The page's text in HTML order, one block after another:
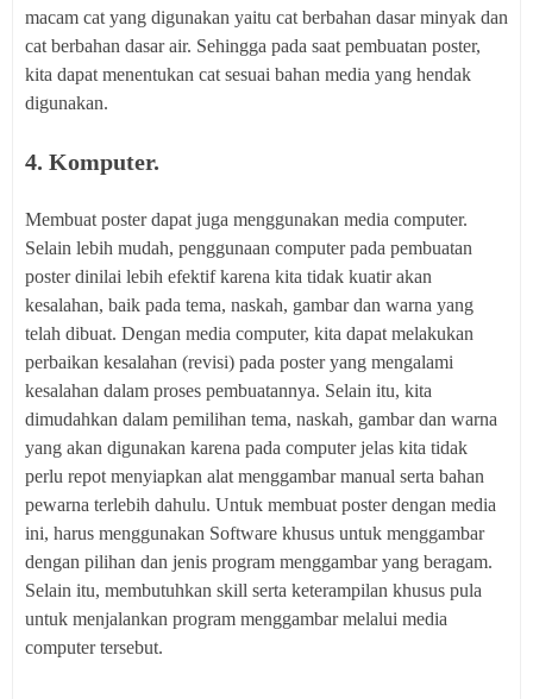
macam cat yang digunakan yaitu cat berbahan dasar minyak dan
cat berbahan dasar air. Sehingga pada saat pembuatan poster,
kita dapat menentukan cat sesuai bahan media yang hendak
digunakan.
4. Komputer.
Membuat poster dapat juga menggunakan media computer.
Selain lebih mudah, penggunaan computer pada pembuatan
poster dinilai lebih efektif karena kita tidak kuatir akan
kesalahan, baik pada tema, naskah, gambar dan warna yang
telah dibuat. Dengan media computer, kita dapat melakukan
perbaikan kesalahan (revisi) pada poster yang mengalami
kesalahan dalam proses pembuatannya. Selain itu, kita
dimudahkan dalam pemilihan tema, naskah, gambar dan warna
yang akan digunakan karena pada computer jelas kita tidak
perlu repot menyiapkan alat menggambar manual serta bahan
pewarna terlebih dahulu. Untuk membuat poster dengan media
ini, harus menggunakan Software khusus untuk menggambar
dengan pilihan dan jenis program menggambar yang beragam.
Selain itu, membutuhkan skill serta keterampilan khusus pula
untuk menjalankan program menggambar melalui media
computer tersebut.